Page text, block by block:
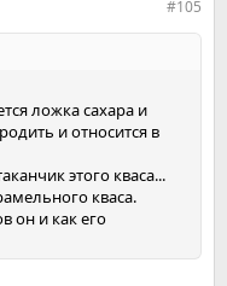
#105
ложка сахара и
и относится в
этого кваса...
кваса.
он и как его